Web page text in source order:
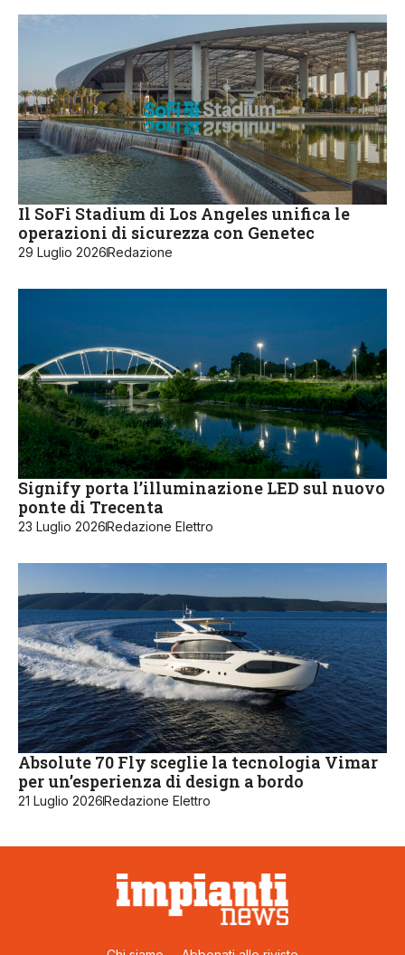
Il SoFi Stadium di Los Angeles unifica le
operazioni di sicurezza con Genetec
29 Luglio 2026Redazione
Signify porta l’illuminazione LED sul nuovo
ponte di Trecenta
23 Luglio 2026Redazione Elettro
Absolute 70 Fly sceglie la tecnologia Vimar
per un’esperienza di design a bordo
21 Luglio 2026Redazione Elettro